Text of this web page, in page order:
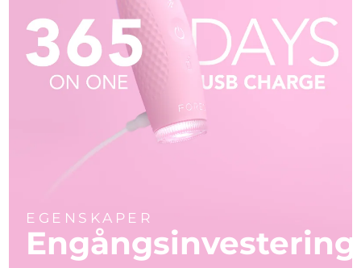
EGENSKAPER
Engångsinvestering